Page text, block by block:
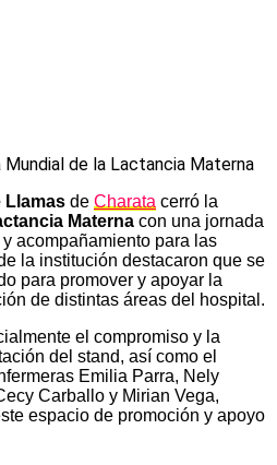
Llamas de Charata cerró la
Materna con una jornada
acompañamiento para las
la institución destacaron que se
para promover y apoyar la
de distintas áreas del hospital.
el compromiso y la
del stand, así como el
Emilia Parra, Nely
Carballo y Mirian Vega,
espacio de promoción y apoyo